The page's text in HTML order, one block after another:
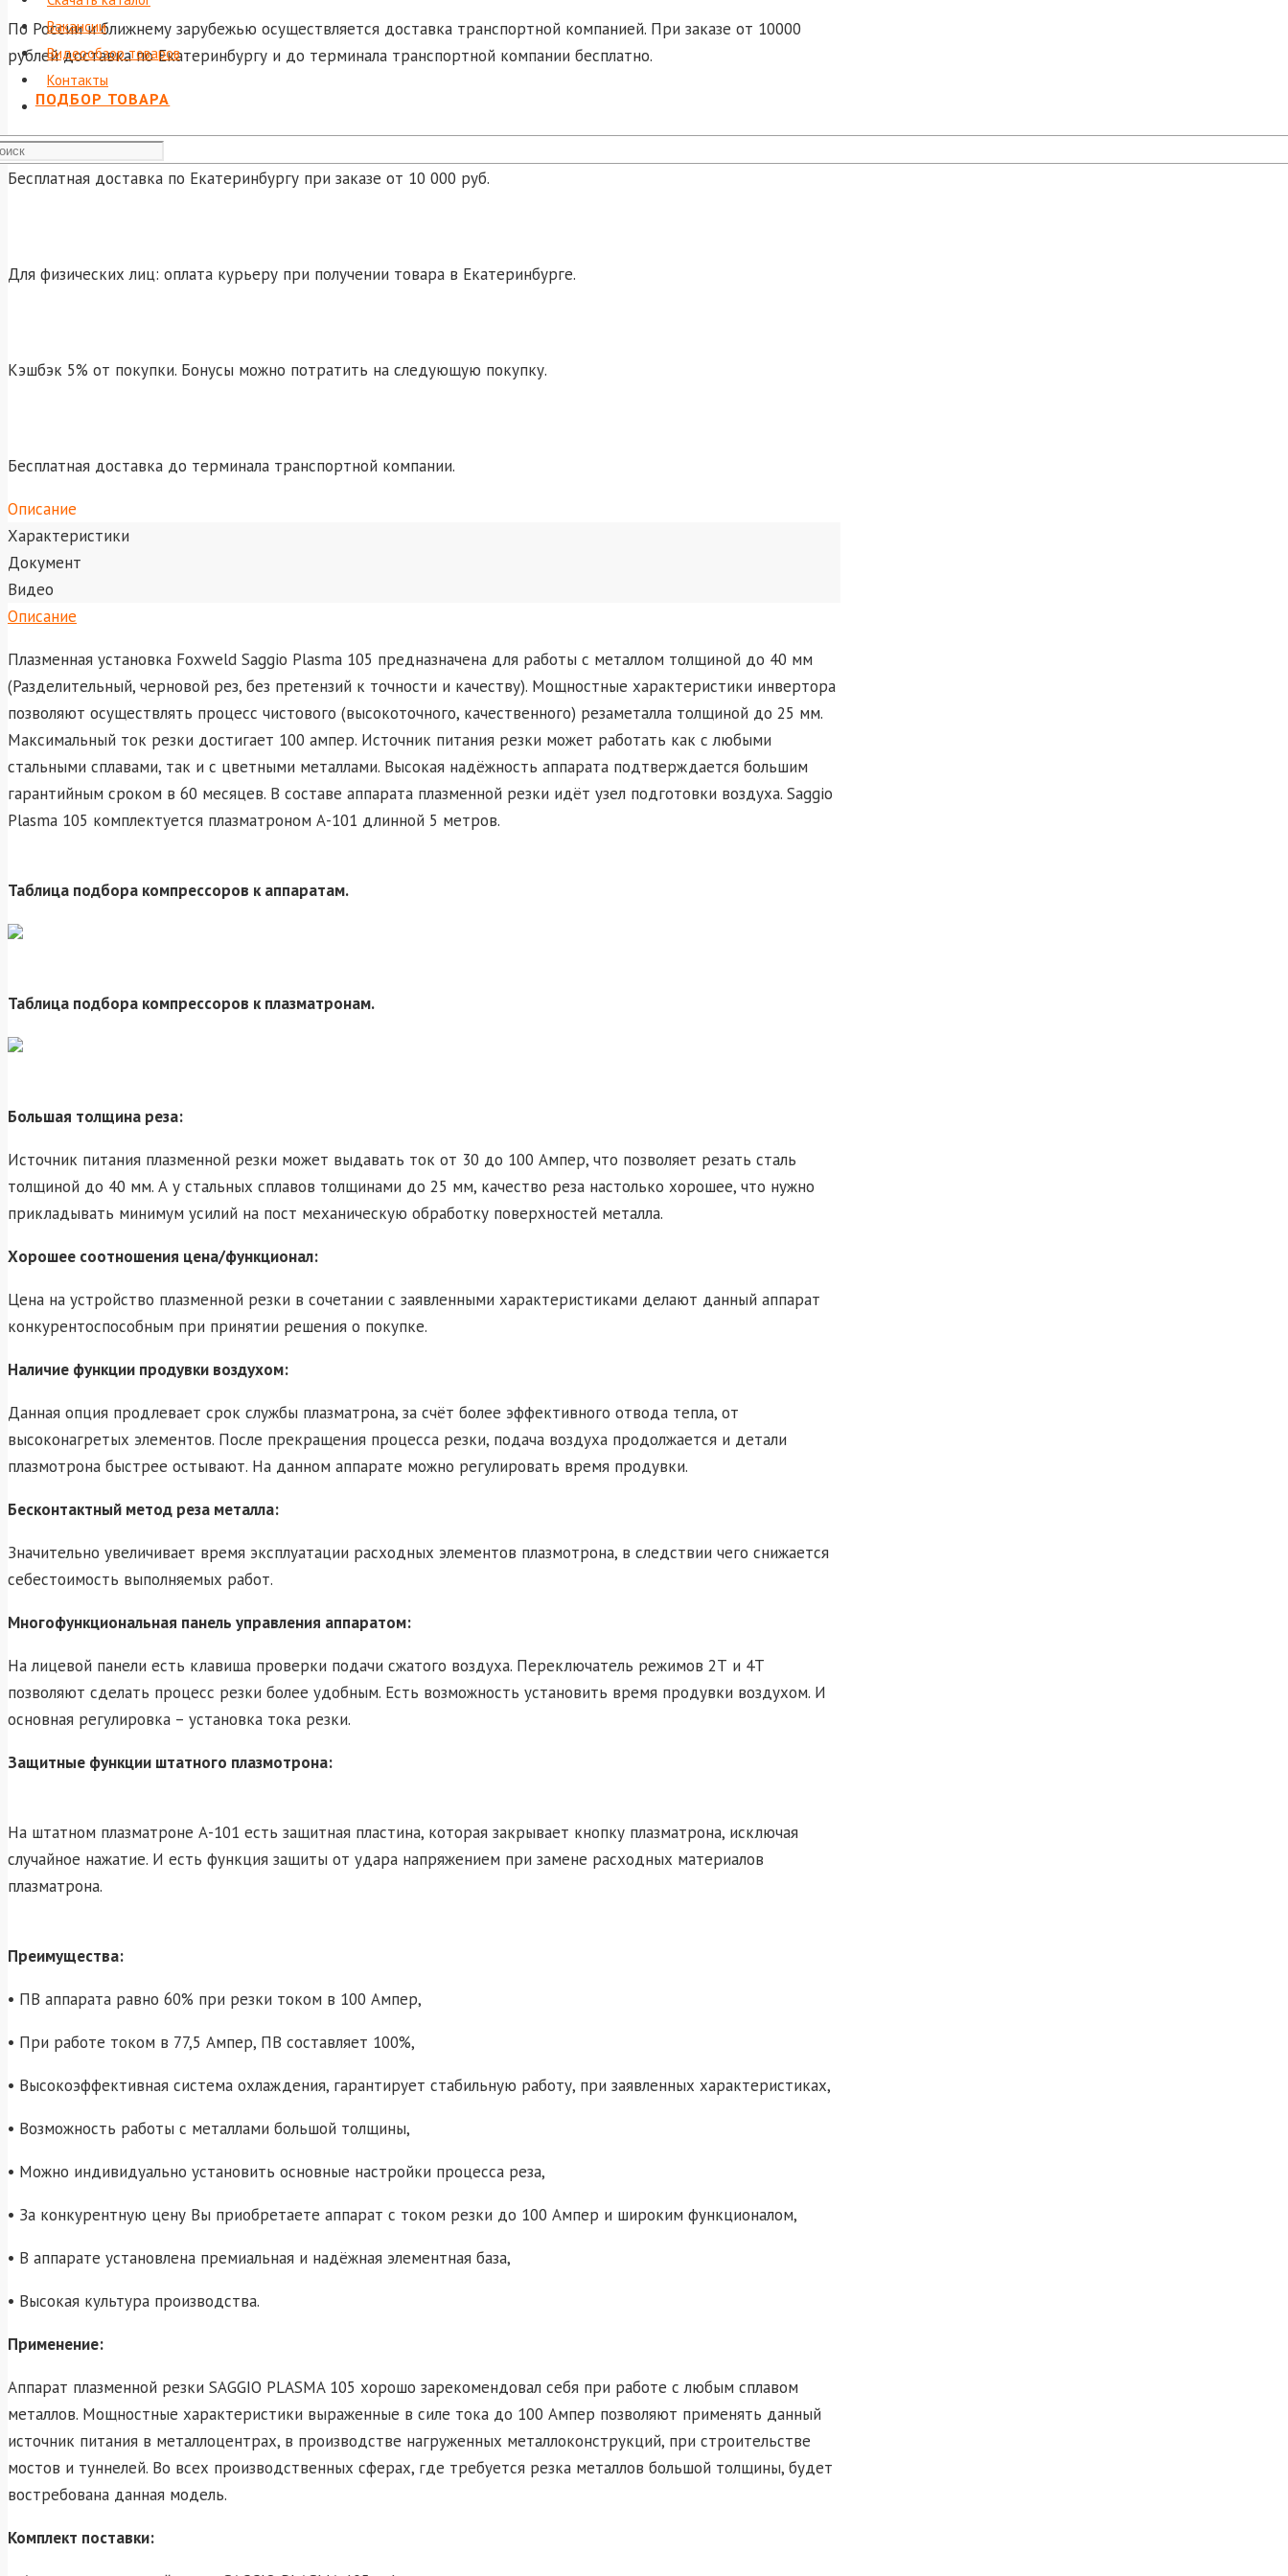
Вакансии
Видеообзор товаров
Контакты
По России и ближнему зарубежью осуществляется доставка транспортной компанией. При заказе от 10000
рублей доставка по Екатеринбургу и до терминала транспортной компании бесплатно.
ПОДБОР ТОВАРА
Бесплатная доставка по Екатеринбургу при заказе от 10 000 руб.
Для физических лиц: оплата курьеру при получении товара в Екатеринбурге.
Кэшбэк 5% от покупки. Бонусы можно потратить на следующую покупку.
Бесплатная доставка до терминала транспортной компании.
Описание
Характеристики
Документ
Видео
Описание
Плазменная установка Foxweld Saggio Plasma 105 предназначена для работы с металлом толщиной до 40 мм
(Разделительный, черновой рез, без претензий к точности и качеству). Мощностные характеристики инвертора
позволяют осуществлять процесс чистового (высокоточного, качественного) резаметалла толщиной до 25 мм.
Максимальный ток резки достигает 100 ампер. Источник питания резки может работать как с любыми
стальными сплавами, так и с цветными металлами. Высокая надёжность аппарата подтверждается большим
гарантийным сроком в 60 месяцев. В составе аппарата плазменной резки идёт узел подготовки воздуха. Saggio
Plasma 105 комплектуется плазматроном А-101 длинной 5 метров.
Таблица подбора компрессоров к аппаратам.
Таблица подбора компрессоров к плазматронам.
Большая толщина реза:
Источник питания плазменной резки может выдавать ток от 30 до 100 Ампер, что позволяет резать сталь
толщиной до 40 мм. А у стальных сплавов толщинами до 25 мм, качество реза настолько хорошее, что нужно
прикладывать минимум усилий на пост механическую обработку поверхностей металла.
Хорошее соотношения цена/функционал:
Цена на устройство плазменной резки в сочетании с заявленными характеристиками делают данный аппарат
конкурентоспособным при принятии решения о покупке.
Наличие функции продувки воздухом:
Данная опция продлевает срок службы плазматрона, за счёт более эффективного отвода тепла, от
высоконагретых элементов. После прекращения процесса резки, подача воздуха продолжается и детали
плазмотрона быстрее остывают. На данном аппарате можно регулировать время продувки.
Бесконтактный метод реза металла:
Значительно увеличивает время эксплуатации расходных элементов плазмотрона, в следствии чего снижается
себестоимость выполняемых работ.
Многофункциональная панель управления аппаратом:
На лицевой панели есть клавиша проверки подачи сжатого воздуха. Переключатель режимов 2Т и 4Т
позволяют сделать процесс резки более удобным. Есть возможность установить время продувки воздухом. И
основная регулировка – установка тока резки.
Защитные функции штатного плазмотрона:
На штатном плазматроне А-101 есть защитная пластина, которая закрывает кнопку плазматрона, исключая
случайное нажатие. И есть функция защиты от удара напряжением при замене расходных материалов
плазматрона.
Преимущества:
• ПВ аппарата равно 60% при резки током в 100 Ампер,
• При работе током в 77,5 Ампер, ПВ составляет 100%,
• Высокоэффективная система охлаждения, гарантирует стабильную работу, при заявленных характеристиках,
• Возможность работы с металлами большой толщины,
• Можно индивидуально установить основные настройки процесса реза,
• За конкурентную цену Вы приобретаете аппарат с током резки до 100 Ампер и широким функционалом,
• В аппарате установлена премиальная и надёжная элементная база,
• Высокая культура производства.
Применение:
Аппарат плазменной резки SAGGIO PLASMA 105 хорошо зарекомендовал себя при работе с любым сплавом
металлов. Мощностные характеристики выраженные в силе тока до 100 Ампер позволяют применять данный
источник питания в металлоцентрах, в производстве нагруженных металлоконструкций, при строительстве
мостов и туннелей. Во всех производственных сферах, где требуется резка металлов большой толщины, будет
востребована данная модель.
Комплект поставки: